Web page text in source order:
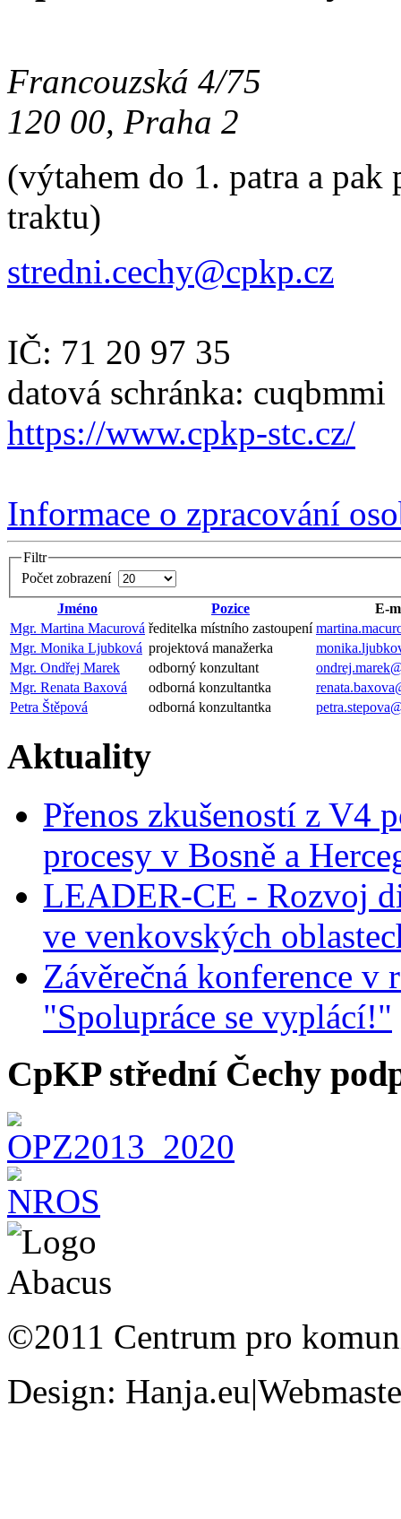
Francouzská 4/75
120 00, Praha 2
(výtahem do 1. patra a pak
traktu)
stredni.cechy@cpkp.cz
IČ: 71 20 97 35
datová schránka: cuqbmmi
https://www.cpkp-stc.cz/
Informace o zpracování
Filtr
Počet zobrazení
Jméno
Pozice
E-
Mgr. Martina Macurová ředitelka místního zastoupení
Mgr. Monika Ljubková projektová manažerka
Mgr. Ondřej Marek
odborný konzultant
Mgr. Renata Baxová
odborná konzultantka
Petra Štěpová
odborná konzultantka
Aktuality
Přenos zkušeností z V4
procesy v Bosně a
LEADER-CE - Rozvoj
ve venkovských
Závěrečná konference v
"Spolupráce se vyplácí!"
CpKP střední Čechy
©2011 Centrum pro
Design: